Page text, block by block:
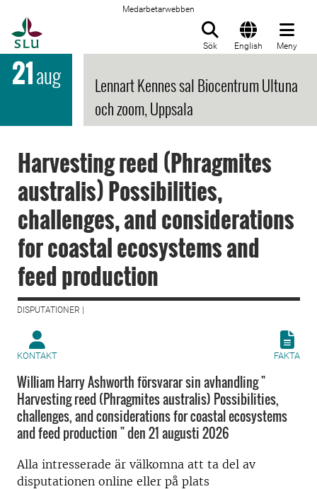
Medarbetarwebben
Sök English Meny
21aug
Lennart Kennes sal Biocentrum Ultuna
och zoom, Uppsala
Harvesting reed (Phragmites
australis) Possibilities,
challenges, and considerations
for coastal ecosystems and
feed production
DISPUTATIONER |
KONTAKT FAKTA
William Harry Ashworth försvarar sin avhandling "
Harvesting reed (Phragmites australis) Possibilities,
challenges, and considerations for coastal ecosystems
and feed production " den 21 augusti 2026
Alla intresserade är välkomna att ta del av
disputationen online eller på plats